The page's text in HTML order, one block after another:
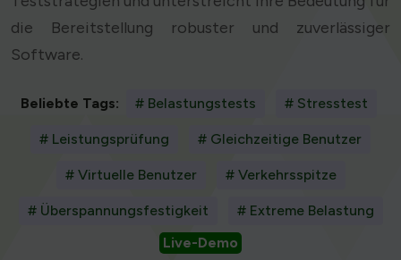
die Bereitstellung robuster und zuverlässiger
Software.
Beliebte Tags: # Belastungstests # Stresstest
# Leistungsprüfung # Gleichzeitige Benutzer
# Virtuelle Benutzer # Verkehrsspitze
# Überspannungsfestigkeit
# Extreme Belastung
Live-Demo